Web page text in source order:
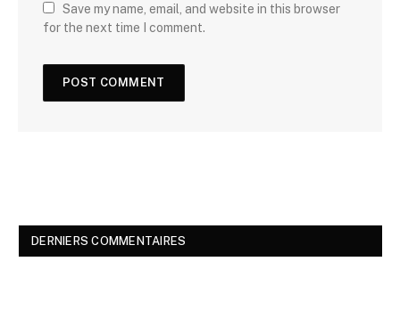
Save my name, email, and website in this browser
for the next time I comment.
DERNIERS COMMENTAIRES